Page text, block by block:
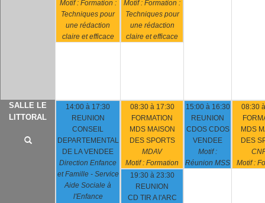
Motif : Formation :
Techniques pour
une rédaction
claire et efficace
Motif : Formation :
Techniques pour
une rédaction
claire et efficace
SALLE LE
LITTORAL
14:00 à 17:30
REUNION
CONSEIL
DEPARTEMENTAL
DE LA VENDEE
Direction Enfance
et Famille - Service
Aide Sociale à
l'Enfance
08:30 à 17:30
FORMATION
MDS MAISON
DES SPORTS
MDAV
Motif : Formation
19:30 à 23:30
REUNION
CD TIR A l'ARC
15:00 à 16:30
REUNION
CDOS CDOS
VENDEE
Motif :
Réunion MSS
08:30
MDS
DES
Motif :